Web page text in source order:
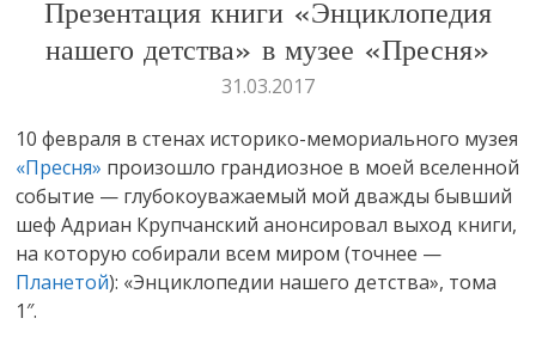
Презентация книги «Энциклопедия
нашего детства» в музее «Пресня»
31.03.2017
​10 февраля в стенах историко-мемориального музея
«Пресня» произошло грандиозное в моей вселенной
событие — глубокоуважаемый мой дважды бывший
шеф Адриан Крупчанский анонсировал выход книги,
на которую собирали всем миром (точнее —
Планетой): «Энциклопедии нашего детства», тома
1″.